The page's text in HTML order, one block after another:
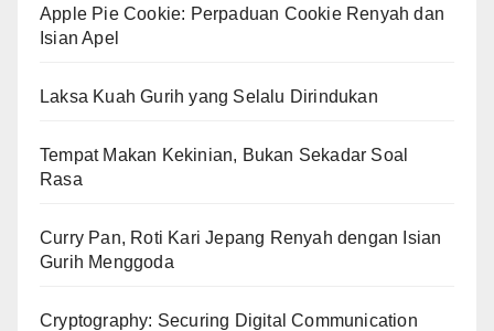
Apple Pie Cookie: Perpaduan Cookie Renyah dan
Isian Apel
Laksa Kuah Gurih yang Selalu Dirindukan
Tempat Makan Kekinian, Bukan Sekadar Soal
Rasa
Curry Pan, Roti Kari Jepang Renyah dengan Isian
Gurih Menggoda
Cryptography: Securing Digital Communication